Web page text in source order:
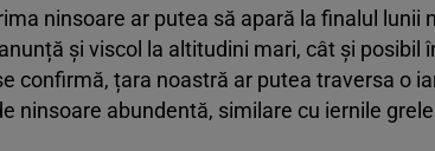
ninsoare ar putea să apară la finalul lunii
și viscol la altitudini mari, cât și posibil
confirmă, țara noastră ar putea traversa o
ninsoare abundentă, similare cu iernile